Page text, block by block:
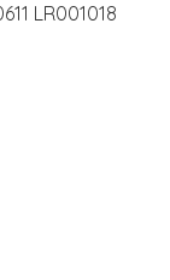
LR001018